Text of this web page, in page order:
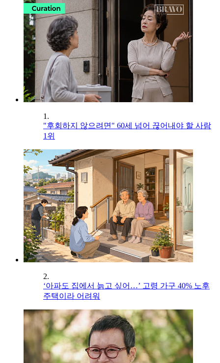
1.
"후회하지 않으려면" 60세 넘어 끊어내야 할 사람
1위
2.
‘아파도 집에서 늙고 싶어…’ 고령 가구 40% 노후
주택이라 어려워